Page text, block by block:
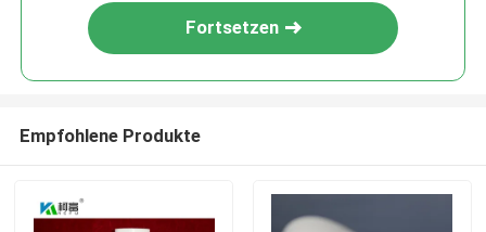
Fortsetzen
Empfohlene Produkte